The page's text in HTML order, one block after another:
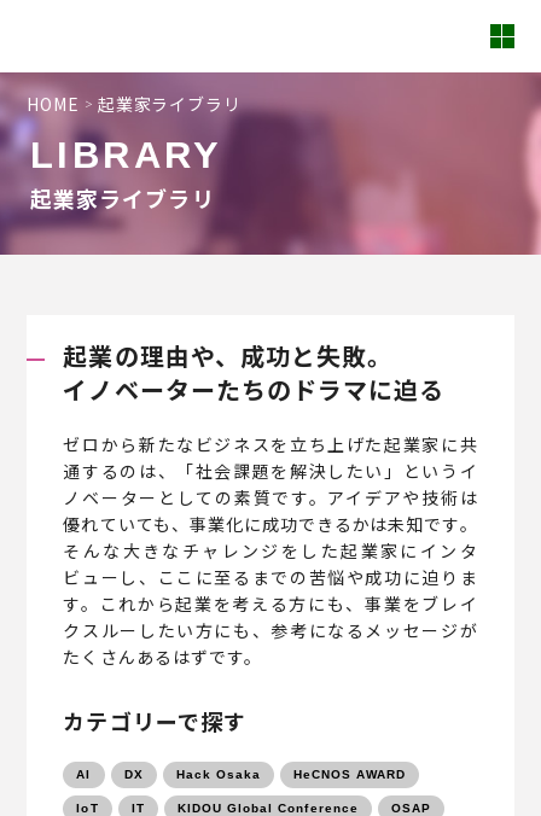
HOME 起業家ライブラリ
LIBRARY
起業家ライブラリ
起業の理由や、成功と失敗。
イノベーターたちのドラマに迫る
ゼロから新たなビジネスを立ち上げた起業家に共
通するのは、「社会課題を解決したい」というイ
ノベーターとしての素質です。アイデアや技術は
優れていても、事業化に成功できるかは未知です。
そんな大きなチャレンジをした起業家にインタ
ビューし、ここに至るまでの苦悩や成功に迫りま
す。これから起業を考える方にも、事業をブレイ
クスルーしたい方にも、参考になるメッセージが
たくさんあるはずです。
カテゴリーで探す
AI DX Hack Osaka HeCNOS AWARD
IoT IT KIDOU Global Conference OSAP